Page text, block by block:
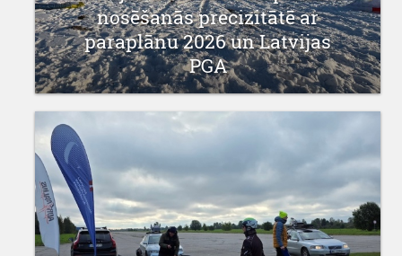
nosēšanās precizitātē ar
paraplānu 2026 un Latvijas
PGA
13 februāris 2026